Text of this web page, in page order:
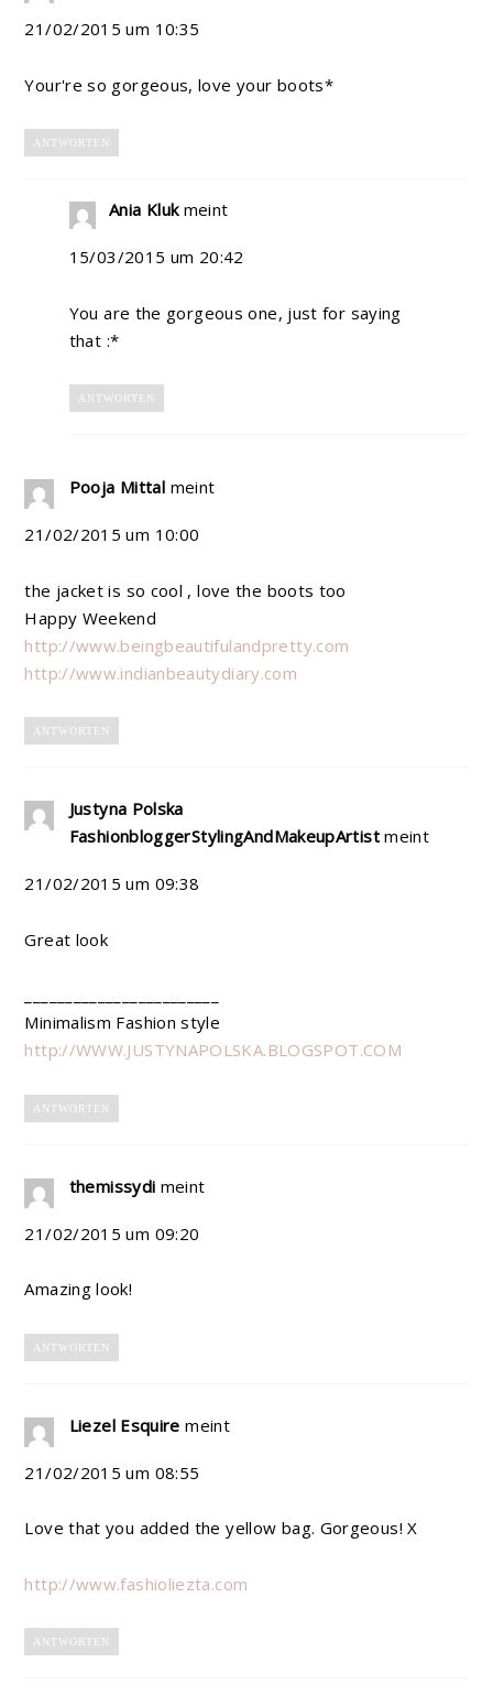
21/02/2015 um 10:35
Your're so gorgeous, love your boots*
ANTWORTEN
Ania Kluk meint
15/03/2015 um 20:42
You are the gorgeous one, just for saying
that :*
ANTWORTEN
Pooja Mittal meint
21/02/2015 um 10:00
the jacket is so cool , love the boots too
Happy Weekend
http://www.beingbeautifulandpretty.com
http://www.indianbeautydiary.com
ANTWORTEN
Justyna Polska
FashionbloggerStylingAndMakeupArtist meint
21/02/2015 um 09:38
Great look
Minimalism Fashion style
http://WWW.JUSTYNAPOLSKA.BLOGSPOT.COM
ANTWORTEN
themissydi meint
21/02/2015 um 09:20
Amazing look!
ANTWORTEN
Liezel Esquire meint
21/02/2015 um 08:55
Love that you added the yellow bag. Gorgeous! X
http://www.fashioliezta.com
ANTWORTEN